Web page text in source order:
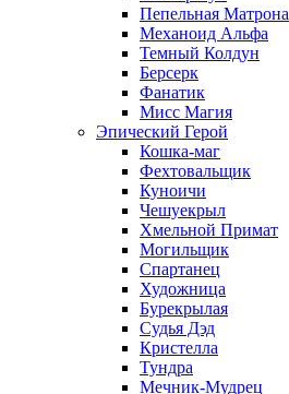
Пепельная Матрона
Механоид Альфа
Темный Колдун
Берсерк
Фанатик
Мисс Магия
Эпический Герой
Кошка-маг
Фехтовальщик
Куноичи
Чешуекрыл
Хмельной Примат
Могильщик
Спартанец
Художница
Бурекрылая
Судья Дэд
Кристелла
Тундра
Мечник-Мудрец